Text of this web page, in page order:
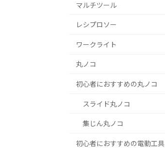
マルチツール
レシプロソー
ワークライト
丸ノコ
初心者におすすめの丸ノコ
スライド丸ノコ
集じん丸ノコ
初心者におすすめの電動工具